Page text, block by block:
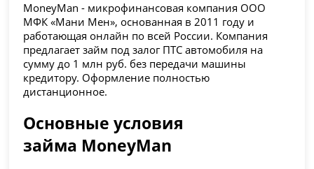
MoneyMan - микрофинансовая компания ООО
МФК «Мани Мен», основанная в 2011 году и
работающая онлайн по всей России. Компания
предлагает займ под залог ПТС автомобиля на
сумму до 1 млн руб. без передачи машины
кредитору. Оформление полностью
дистанционное.
Основные условия
займа MoneyMan